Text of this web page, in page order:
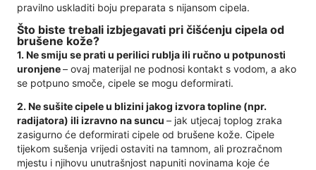
pravilno uskladiti boju preparata s nijansom cipela.
Što biste trebali izbjegavati pri čišćenju cipela od
brušene kože?
1. Ne smiju se prati u perilici rublja ili ručno u potpunosti
uronjene– ovaj materijal ne podnosi kontakt s vodom, a ako
se potpuno smoče, cipele se mogu deformirati.
2. Ne sušite cipele u blizini jakog izvora topline (npr.
radijatora) ili izravno na suncu – jak utjecaj toplog zraka
zasigurno će deformirati cipele od brušene kože. Cipele
tijekom sušenja vrijedi ostaviti na tamnom, ali prozračnom
mjestu i njihovu unutrašnjost napuniti novinama koje će